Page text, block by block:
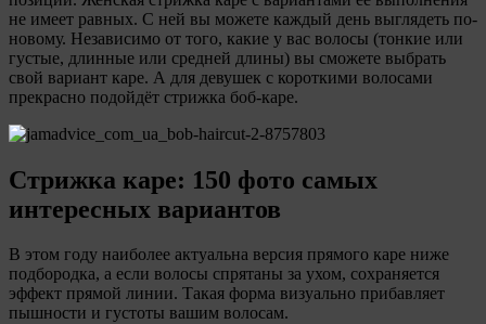
не имеет равных. С ней вы можете каждый день выглядеть по-
новому. Независимо от того, какие у вас волосы (тонкие или
густые, длинные или средней длины) вы сможете выбрать
свой вариант каре. А для девушек с короткими волосами
прекрасно подойдёт стрижка боб-каре.
Стрижка каре: 150 фото самых
интересных вариантов
В этом году наиболее актуальна версия прямого каре ниже
подбородка, а если волосы спрятаны за ухом, сохраняется
эффект прямой линии. Такая форма визуально прибавляет
пышности и густоты вашим волосам.